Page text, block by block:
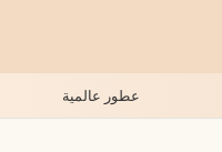
عطور عالمية